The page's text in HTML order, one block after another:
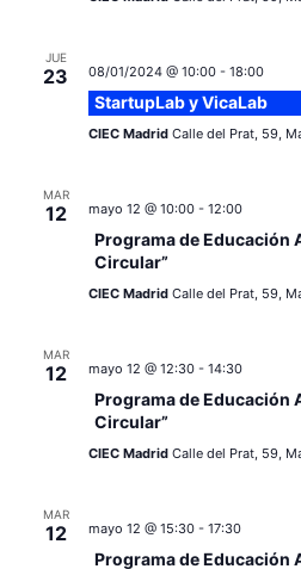
JUE
23 08/01/2024 @ 10:00- 18:00
StartupLab y VicaLab
CIEC Madrid Calle del Prat, 59,
MAR
12 mayo 12 @ 10:00- 12:00
Programa de Educación
Circular”
CIEC Madrid Calle del Prat, 59,
MAR
12 mayo 12 @ 12:30- 14:30
Programa de Educación
Circular”
CIEC Madrid Calle del Prat, 59,
MAR
12 mayo 12 @ 15:30- 17:30
Programa de Educación